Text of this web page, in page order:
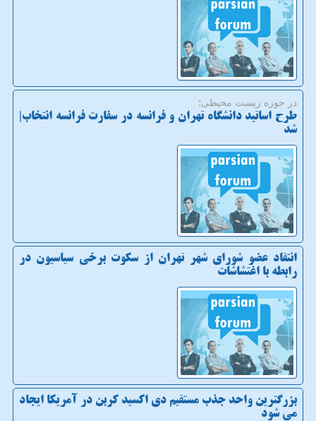
در حوزه زیست محیطی؛
طرح اساتید دانشگاه تهران و فرانسه در سفارت فرانسه انتخاب|
شد
انتقاد عضو شورای شهر تهران از سکوت برخی سیاسیون در
رابطه با اغتشاشات
بزرگترین واحد جذب مستقیم دی اکسید کربن در آمریکا ایجاد
می شود